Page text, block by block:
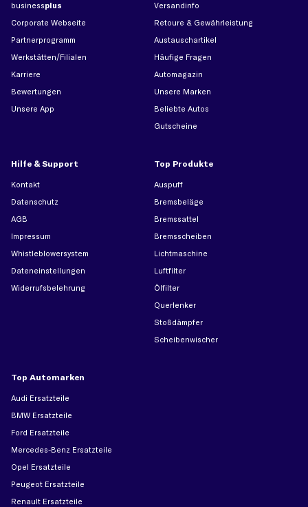
businessplus
Corporate Webseite
Partnerprogramm
Werkstätten/Filialen
Karriere
Bewertungen
Unsere App
Versandinfo
Retoure & Gewährleistung
Austauschartikel
Häufige Fragen
Automagazin
Unsere Marken
Beliebte Autos
Gutscheine
Hilfe & Support
Kontakt
Datenschutz
AGB
Impressum
Whistleblowersystem
Dateneinstellungen
Widerrufsbelehrung
Top Produkte
Auspuff
Bremsbeläge
Bremssattel
Bremsscheiben
Lichtmaschine
Luftfilter
Ölfilter
Querlenker
Stoßdämpfer
Scheibenwischer
Top Automarken
Audi Ersatzteile
BMW Ersatzteile
Ford Ersatzteile
Mercedes-Benz Ersatzteile
Opel Ersatzteile
Peugeot Ersatzteile
Renault Ersatzteile